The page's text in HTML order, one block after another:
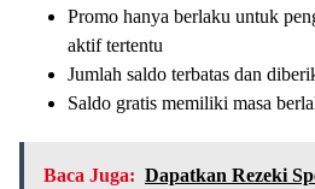
Promo hanya berlaku untuk
aktif tertentu
Jumlah saldo terbatas dan
Saldo gratis memiliki masa
Baca Juga: Dapatkan Rezeki